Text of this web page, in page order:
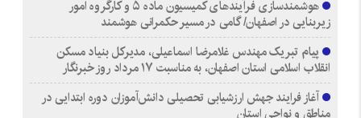
هوشمندسازی فرآیندهای کمیسیون ماده ۵ و کارگروه امور
زیربنایی در اصفهان/ گامی در مسیر حکمرانی هوشمند
پیام تبریک مهندس غلامرضا اسماعیلی، مدیرکل بنیاد مسکن
انقلاب اسلامی استان اصفهان، به مناسبت ۱۷ مرداد روز خبرنگار
آغاز فرایند جهش ارزشیابی تحصیلی دانش‌آموزان دوره ابتدایی در
مناطق و نواحی استان